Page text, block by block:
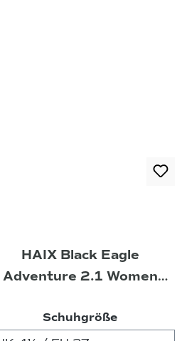
HAIX Black Eagle
Adventure 2.1 Women
Schuhgröße